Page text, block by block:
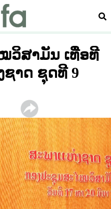
ຄົ້
ວິສາມັນ ເທື່ອທີ
ຊາດ ຊຸດທີ 9